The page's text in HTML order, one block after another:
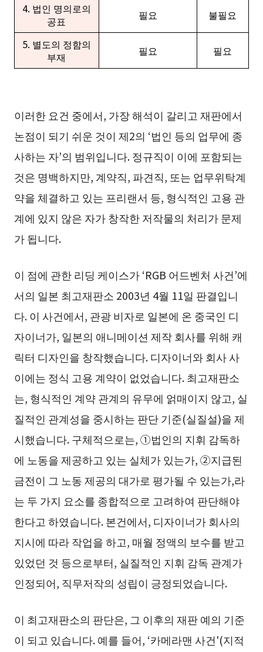
4. 법인 명의로의
공표
필요 불필요
5. 별도의 정함의
부재
필요 필요
이러한 요건 중에서, 가장 해석이 갈리고 재판에서
논점이 되기 쉬운 것이 제2의 ‘법인 등의 업무에 종
사하는 자’의 범위입니다. 정규직이 이에 포함되는
것은 명백하지만, 계약직, 파견직, 또는 업무위탁계
약을 체결하고 있는 프리랜서 등, 형식적인 고용 관
계에 있지 않은 자가 창작한 저작물의 처리가 문제
가 됩니다.
이 점에 관한 리딩 케이스가 ‘RGB 어드벤처 사건’에
서의 일본 최고재판소 2003년 4월 11일 판결입니
다. 이 사건에서, 관광 비자로 일본에 온 중국인 디
자이너가, 일본의 애니메이션 제작 회사를 위해 캐
릭터 디자인을 창작했습니다. 디자이너와 회사 사
이에는 정식 고용 계약이 없었습니다. 최고재판소
는, 형식적인 계약 관계의 유무에 얽매이지 않고, 실
질적인 관계성을 중시하는 판단 기준(실질설)을 제
시했습니다. 구체적으로는, ①법인의 지휘 감독하
에 노동을 제공하고 있는 실체가 있는가, ②지급된
금전이 그 노동 제공의 대가로 평가될 수 있는가,라
는 두 가지 요소를 종합적으로 고려하여 판단해야
한다고 하였습니다. 본건에서, 디자이너가 회사의
지시에 따라 작업을 하고, 매월 정액의 보수를 받고
있었던 것 등으로부터, 실질적인 지휘 감독 관계가
인정되어, 직무저작의 성립이 긍정되었습니다.
이 최고재판소의 판단은, 그 이후의 재판 예의 기준
이 되고 있습니다. 예를 들어, ‘카메라맨 사건'(지적